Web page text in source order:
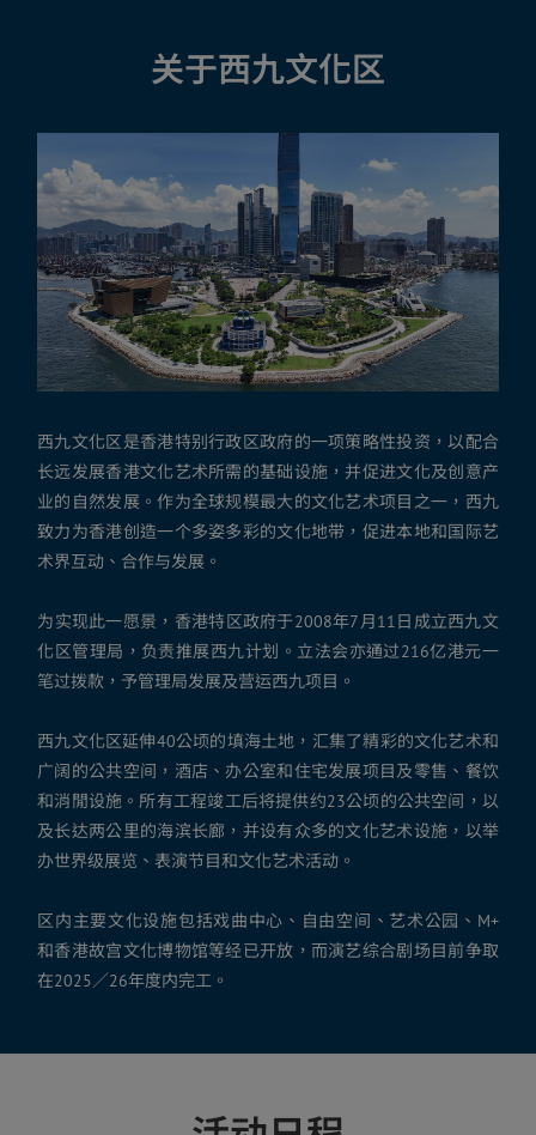
关于西九文化区
西九文化区是香港特别行政区政府的一项策略性投资，以配合
长远发展香港文化艺术所需的基础设施，并促进文化及创意产
业的自然发展。作为全球规模最大的文化艺术项目之一，西九
致力为香港创造一个多姿多彩的文化地带，促进本地和国际艺
术界互动、合作与发展。
为实现此一愿景，香港特区政府于2008年7月11日成立西九文
化区管理局，负责推展西九计划。立法会亦通过216亿港元一
笔过拨款，予管理局发展及营运西九项目。
西九文化区延伸40公顷的填海土地，汇集了精彩的文化艺术和
广阔的公共空间，酒店、办公室和住宅发展项目及零售、餐饮
和消閒设施。所有工程竣工后将提供约23公顷的公共空间，以
及长达两公里的海滨长廊，并设有众多的文化艺术设施，以举
办世界级展览、表演节目和文化艺术活动。
区内主要文化设施包括戏曲中心、自由空间、艺术公园、M+
和香港故宫文化博物馆等经已开放，而演艺综合剧场目前争取
在2025／26年度内完工。